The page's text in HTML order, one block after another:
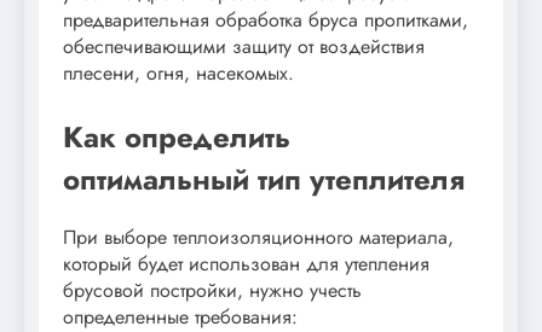
предварительная обработка бруса пропитками,
обеспечивающими защиту от воздействия
плесени, огня, насекомых.
Как определить
оптимальный тип утеплителя
При выборе теплоизоляционного материала,
который будет использован для утепления
брусовой постройки, нужно учесть
определенные требования: